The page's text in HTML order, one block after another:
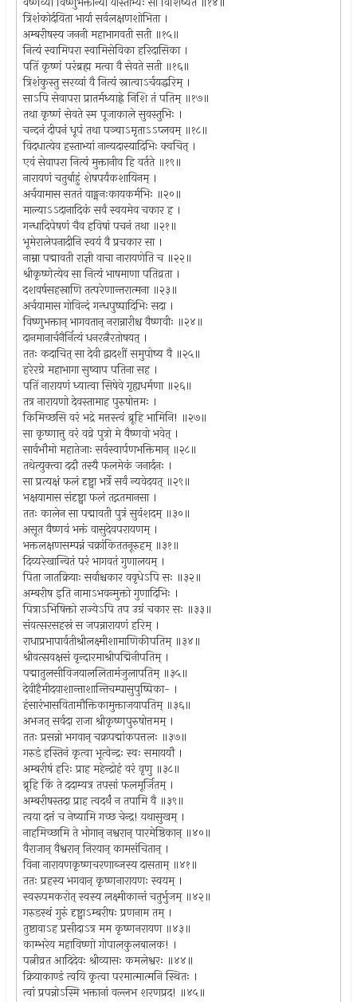
त्रिशंकोर्दयिता भार्या सर्वलक्षणशोभिता ।
अम्बरीषस्य जननी महाभागवती सती ॥१५॥
नित्यं स्वामिपरा स्वामिसेविका हरिदासिका ।
पतिं कृष्णं परंब्रह्म मत्वा वै सेवते सती ॥१६॥
त्रिशंकुस्तु सरय्वां वै नित्यं स्नात्वाऽर्चयद्धरिम् ।
साऽपि सेवापरा प्रातर्मध्याह्ने निशि तं पतिम् ॥१७॥
तथा कृष्णं सेवते स्म पूजाकाले सुवस्तुभिः ।
चन्दनं दीपनं धूपं तथा पञ्चाऽमृताऽऽप्लवम् ॥१८॥
विदधात्येव हस्ताभ्यां नान्यदास्यादिभिः क्वचित् ।
एवं सेवापरा नित्यं मुक्तानीव हि वर्तते ॥१९॥
नारायणं चतुर्बाहुं शेषपर्यंकशायिनम् ।
अर्चयामास सततं वाङ्मनःकायकर्मभिः ॥२०॥
माल्याऽऽदानादिकं सर्वं स्वयमेव चकार ह ।
गन्धादिपेषणं चैव हविषां पचनं तथा ॥२१॥
भूमेरालेपनादीनि स्वयं वै प्रचकार सा ।
नाम्ना पद्मावती राज्ञी वाचा नारायणेति च ॥२२॥
श्रीकृष्णेत्येव सा नित्यं भाषमाणा पतिव्रता ।
दशवर्षसहस्राणि तत्परेणान्तरात्मना ॥२३॥
अर्चयामास गोविन्दं गन्धपुष्पादिभिः सदा ।
विष्णुभक्तान् भागवतान् नरान्नारीश्च वैष्णवीः ॥२४॥
दानमानार्चनैर्नित्यं धनरत्नैरतोषयत् ।
ततः कदाचित् सा देवी द्वादशीं समुपोष्य वै ॥२५॥
हरेरग्रे महाभागा सुष्वाप पतिना सह ।
पतिं नारायणं ध्यात्वा सिषेवे गृह्यधर्मणा ॥२६॥
तत्र नारायणो देवस्तामाह पुरुषोत्तमः ।
किमिच्छसि वरं भद्रे मत्तस्त्वं ब्रूहि भामिनि! ॥२७॥
सा कृष्णात्तु वरं वव्रे पुत्रो मे वैष्णवो भवेत् ।
सार्वभौमो महातेजाः सर्वस्वार्पणभक्तिमान् ॥२८॥
तथेत्युक्त्वा ददौ तस्यै फलमेकं जनार्दनः ।
सा प्रत्यक्षं फलं दृष्ट्वा भर्त्रे सर्वं न्यवेदयत् ॥२९॥
भक्षयामास संदृष्ट्वा फलं तद्गतमानसा ।
ततः कालेन सा पद्मावती पुत्रं सुवंशदम् ॥३०॥
असूत वैष्णवं भक्तं वासुदेवपरायणम् ।
भक्तलक्षणसम्पन्नं चक्रांकिततनूरुहम् ॥३१॥
दिव्यरेखान्वितं परं भागवतं गुणालयम् ।
पिता जातक्रियाः सर्वाश्चकार ववृधेऽपि सः ॥३२॥
अम्बरीष इति नामाऽभवन्मुक्तो गुणादिभिः ।
पित्राऽभिषिक्तो राज्येऽपि तप उग्रं चकार सः ॥३३॥
संवत्सरसहस्रं स जपन्नारायणं हरिम् ।
राधाप्रभापार्वतीश्रीलक्ष्मीशामाणिकीपतिम् ॥३४॥
श्रीवत्सवक्षसं वृन्दारमाश्रीपद्मिनीपतिम् ।
पद्मातुलसीविजयाललितामंजुलापतिम् ॥३५॥
देवीहैमीदयाशान्ताशान्तिचम्पासुपुष्पिका- ।
हंसारंभासवितामौक्तिकामुक्ताजयापतिम् ॥३६॥
अभजत् सर्वदा राजा श्रीकृष्णपुरुषोत्तमम् ।
ततः प्रसन्नो भगवान् चक्रपद्मांकपत्तलः ॥३७॥
गरुडं हस्तिनं कृत्वा भूत्वेन्द्रः स्वः समाययौ ।
अम्बरीषं हरिः प्राह महेन्द्रोहं वरं वृणु ॥३८॥
ब्रूहि किं ते ददाम्यत्र तपसां फलमूर्जितम् ।
अम्बरीषस्तदा प्राह त्वदर्थंं न तपामि वै ॥३९॥
त्वया दत्तं च नेष्यामि गच्छ चेन्द्र! यथासुखम् ।
नाहमिच्छामि ते भोगान् नश्वरान् पारमेष्ठिकान् ॥४०॥
वैराजान् वैश्वरान् निरयान् कामसंचितान् ।
विना नारायणकृष्णचरणाब्जस्य दासताम् ॥४१॥
ततः प्रहस्य भगवान् कृष्णनारायणः स्वयम् ।
स्वरूपमकरोत् स्वस्य लक्ष्मीकान्तं चतुर्भुजम् ॥४२॥
गरुडस्थं गुरुं दृष्ट्वाऽम्बरीषः प्रणनाम तम् ।
तुष्टावाऽह प्रसीदाऽत्र मम कृष्णनरायण ॥४३॥
काम्भरेय महाविष्णो गोपालकुलबालक! ।
पत्नीव्रत आदिदेवः श्रीव्यासः कमलेश्वरः ॥४४॥
क्रियाकाण्डं त्वयि कृत्वा परमात्मात्मनि स्थितः ।
त्वां प्रपन्नोऽस्मि भक्तानां वल्लभ शरणप्रद! ॥४५॥